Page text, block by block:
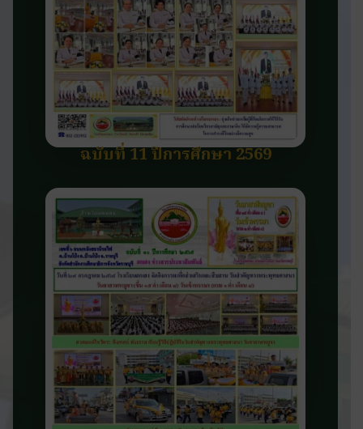
ฉบับที่ 11 ปีการศึกษา 2569